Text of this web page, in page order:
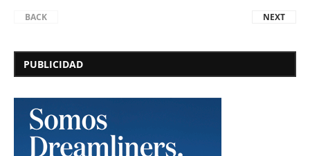
BACK NEXT
PUBLICIDAD